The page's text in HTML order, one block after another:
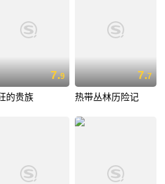
7.9
的贵族
7.7
热带丛林历险记